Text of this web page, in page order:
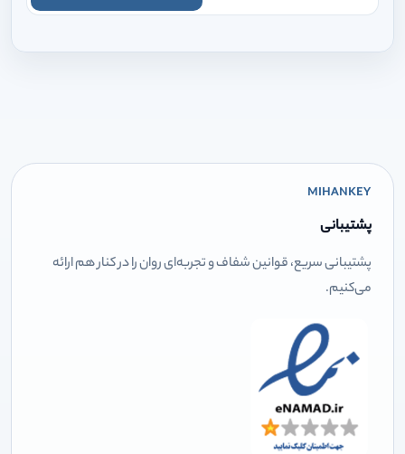
MIHANKEY
پشتیبانی
پشتیبانی سریع، قوانین شفاف و تجربه‌ای روان را در کنار هم ارائه
می‌کنیم.